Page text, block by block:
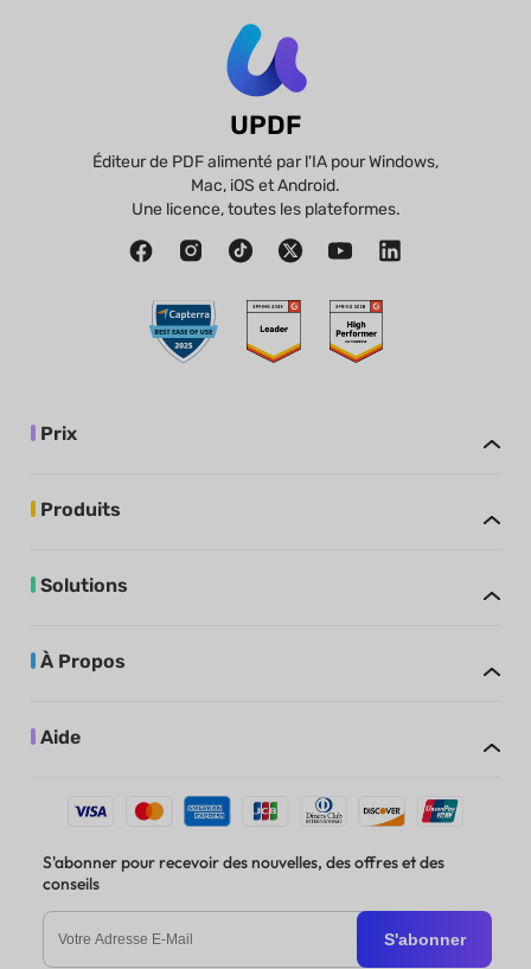
UPDF
Éditeur de PDF alimenté par l'IA pour Windows,
Mac, iOS et Android.
Une licence, toutes les plateformes.
Prix
Produits
Solutions
À Propos
Aide
S'abonner pour recevoir des nouvelles, des offres et des
conseils
S'abonner